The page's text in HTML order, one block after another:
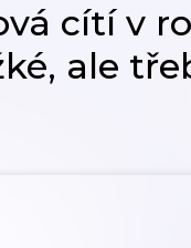
cítí v
ale